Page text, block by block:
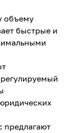
объему
быстрые и